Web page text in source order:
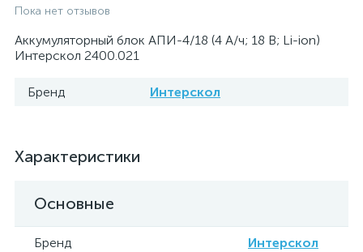
Пока нет отзывов
Аккумуляторный блок АПИ-4/18 (4 А/ч; 18 В; Li-ion)
Интерскол 2400.021
Бренд Интерскол
Характеристики
Основные
Бренд Интерскол